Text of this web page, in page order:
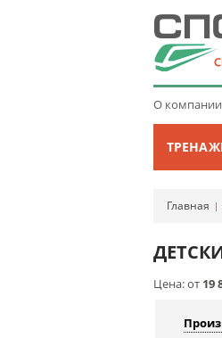
О компании
Главная |
Цена: от 19